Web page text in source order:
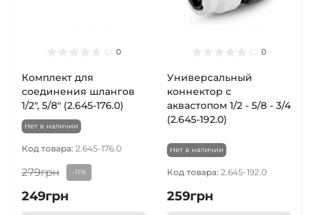
0
Комплект для
соединения шлангов
1/2", 5/8" (2.645-176.0)
Нет в наличии
Код товара: 2.645-176.0
279грн -11%
249грн
0
Универсальный
коннектор с
аквастопом 1/2 - 5/8 - 3/4
(2.645-192.0)
Нет в наличии
Код товара: 2.645-192.0
259грн